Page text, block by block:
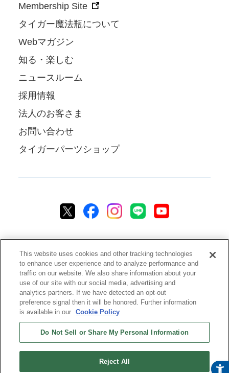
Membership Site
タイガー魔法瓶について
Webマガジン
知る・楽しむ
ニュースルーム
採用情報
法人のお客さま
お問い合わせ
タイガーパーツショップ
プライバシーポリシー クッキーポリシー
アクセシビリティ
ご利用規約
情報セキュリティ方針
ソーシャルメディア利用方針
ストアご利用規約 配送ポリシー
返品＆返金ポリシー
ストアFAQ
This website uses cookies and other tracking technologies
to enhance user experience and to analyze performance and
traffic on our website. We also share information about your
use of our site with our social media, advertising and
analytics partners. If we have detected an opt-out
preference signal then it will be honored. Further information
is available in our
Cookie Policy
Do Not Sell or Share My Personal Information
Reject All